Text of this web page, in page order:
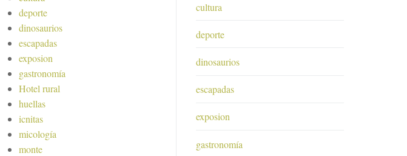
deporte
dinosaurios
escapadas
exposion
gastronomía
Hotel rural
huellas
icnitas
micología
monte
cultura
deporte
dinosaurios
escapadas
exposion
gastronomía